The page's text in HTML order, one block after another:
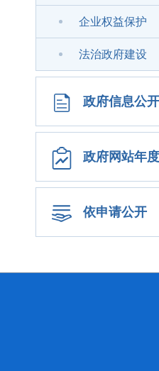
企业权益保护
法治政府建设
政府信息公
政府网站年
依申请公开